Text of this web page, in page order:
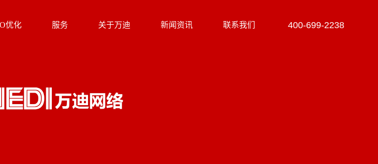
优化 服务 关于万迪 新闻资讯 联系我们 400-699-2238